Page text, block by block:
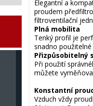
Elegantní a
proudem
filtroventilační
Plná mobilita
Tenký profil je
snadno
Přizpůsobitelný
Při použití
můžete
Konstantní
Vzduch vždy